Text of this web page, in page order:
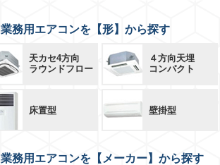
業務用エアコンを【形】から探す
天カセ4方向
ラウンドフロー
４方向天埋
コンパクト
床置型 壁掛型
業務用エアコンを【メーカー】から探す